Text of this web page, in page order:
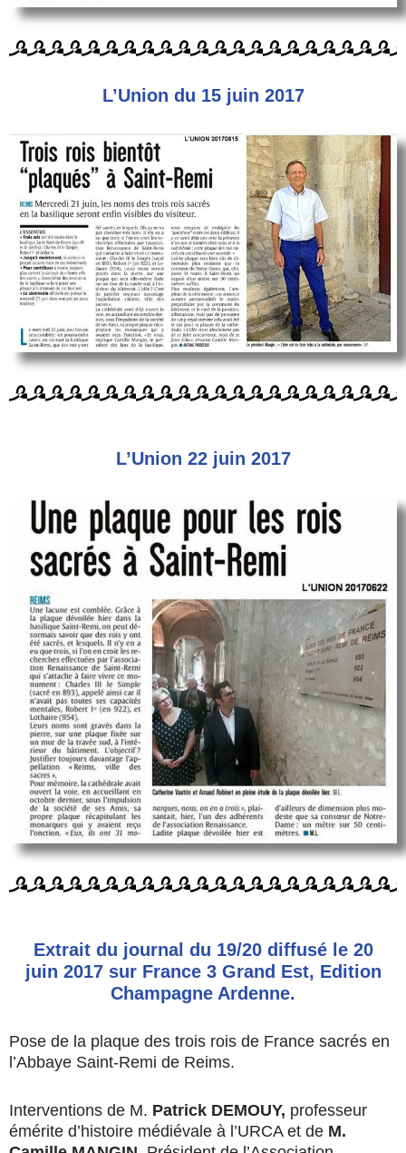
L’Union du 15 juin 2017
L’Union 22 juin 2017
Extrait du journal du 19/20 diffusé le 20
juin 2017 sur France 3 Grand Est, Edition
Champagne Ardenne.
Pose de la plaque des trois rois de France sacrés en
l’Abbaye Saint-Remi de Reims.
Interventions de M. Patrick DEMOUY, professeur
émérite d’histoire médiévale à l’URCA et de M.